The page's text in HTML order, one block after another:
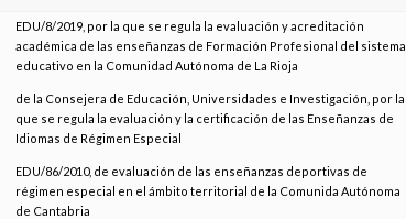
EDU/8/2019, por la que se regula la evaluación y acreditación
académica de las enseñanzas de Formación Profesional del sistema
educativo en la Comunidad Autónoma de La Rioja
de la Consejera de Educación, Universidades e Investigación, por la
que se regula la evaluación y la certificación de las Enseñanzas de
Idiomas de Régimen Especial
EDU/86/2010, de evaluación de las enseñanzas deportivas de
régimen especial en el ámbito territorial de la Comunida Autónoma
de Cantabria